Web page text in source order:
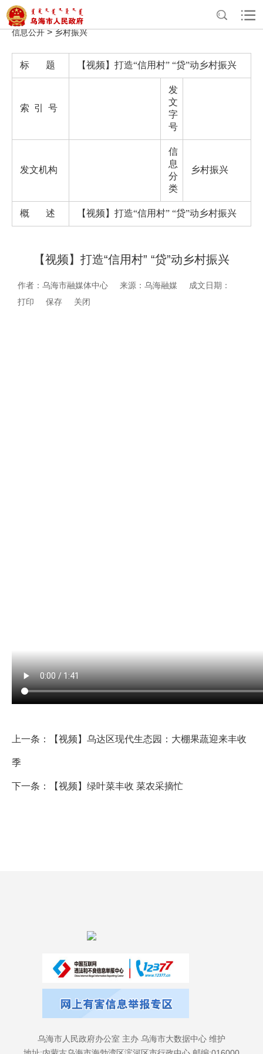
首页 >政务公开>政府信息公开
重点领域
信息公开>乡村振兴
标 题 【视频】打造“信用村” “贷”动乡村振兴
索 引 号
发
文
字
号
发文机构
信
息
分
类
乡村振兴
概 述 【视频】打造“信用村” “贷”动乡村振兴
【视频】打造“信用村” “贷”动乡村振兴
作者：乌海市融媒体中心 来源：乌海融媒
成文日期：
打印
保存 关闭
上一条： 【视频】乌达区现代生态园：大棚果蔬迎来丰收
季
下一条： 【视频】绿叶菜丰收 菜农采摘忙
乌海市人民政府办公室 主办 乌海市大数据中心 维护